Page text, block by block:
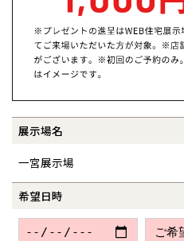
展示場名
一宮展示場
希望日時
全国の展示場
札幌
道北
東北
秋田
新潟
関東
お近くのイベント
札幌
道央
苫小牧千歳
道北
旭川
東北
青森県
青森
秋田県
秋田
長岡
関東